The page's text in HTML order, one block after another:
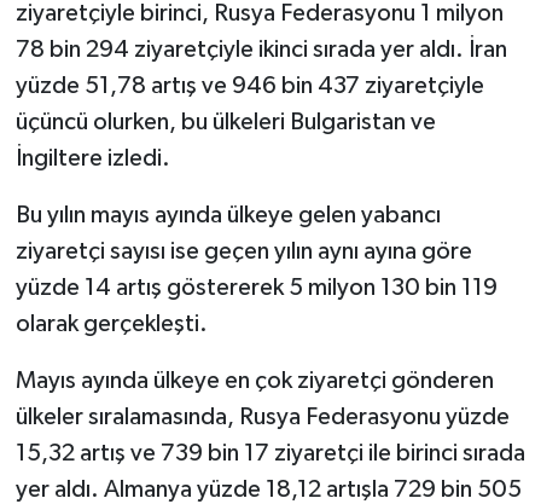
ziyaretçiyle birinci, Rusya Federasyonu 1 milyon
78 bin 294 ziyaretçiyle ikinci sırada yer aldı. İran
yüzde 51,78 artış ve 946 bin 437 ziyaretçiyle
üçüncü olurken, bu ülkeleri Bulgaristan ve
İngiltere izledi.
Bu yılın mayıs ayında ülkeye gelen yabancı
ziyaretçi sayısı ise geçen yılın aynı ayına göre
yüzde 14 artış göstererek 5 milyon 130 bin 119
olarak gerçekleşti.
Mayıs ayında ülkeye en çok ziyaretçi gönderen
ülkeler sıralamasında, Rusya Federasyonu yüzde
15,32 artış ve 739 bin 17 ziyaretçi ile birinci sırada
yer aldı. Almanya yüzde 18,12 artışla 729 bin 505